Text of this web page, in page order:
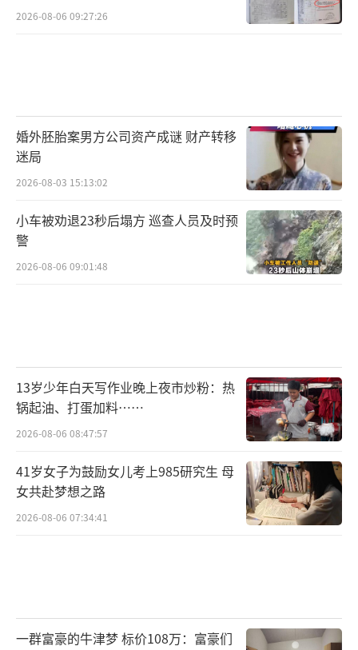
2026-08-06 09:27:26
婚外胚胎案男方公司资产成谜 财产转移
迷局
2026-08-03 15:13:02
小车被劝退23秒后塌方 巡查人员及时预
警
2026-08-06 09:01:48
13岁少年白天写作业晚上夜市炒粉：热
锅起油、打蛋加料……
2026-08-06 08:47:57
41岁女子为鼓励女儿考上985研究生 母
女共赴梦想之路
2026-08-06 07:34:41
一群富豪的牛津梦 标价108万：富豪们